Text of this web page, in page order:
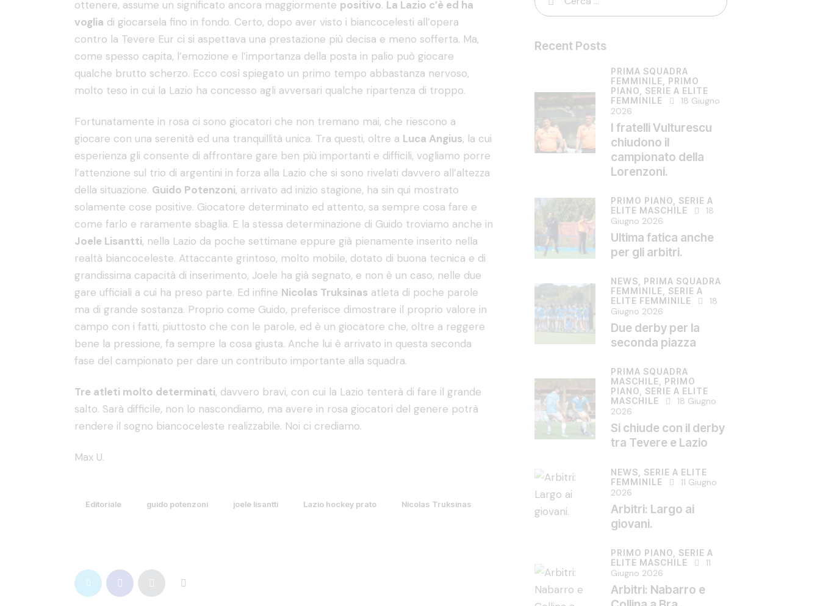
ottenere, assume un significato ancora maggiormente positivo. La Lazio c’è ed ha
voglia di giocarsela fino in fondo. Certo, dopo aver visto i biancocelesti all’opera
contro la Tevere Eur ci si aspettava una prestazione più decisa e meno sofferta. Ma,
come spesso capita, l’emozione e l’importanza della posta in palio può giocare
qualche brutto scherzo. Ecco così spiegato un primo tempo abbastanza nervoso,
molto teso in cui la Lazio ha concesso agli avversari qualche ripartenza di troppo.
Fortunatamente in rosa ci sono giocatori che non tremano mai, che riescono a
giocare con una serenità ed una tranquillità unica. Tra questi, oltre a Luca Angius, la cui
esperienza gli consente di affrontare gare ben più importanti e difficili, vogliamo porre
l’attenzione sul trio di argentini in forza alla Lazio che si sono rivelati davvero all’altezza
della situazione. Guido Potenzoni, arrivato ad inizio stagione, ha sin qui mostrato
solamente cose positive. Giocatore determinato ed attento, sa sempre cosa fare e
come farlo e raramente sbaglia. E la stessa determinazione di Guido troviamo anche in
Joele Lisantti, nella Lazio da poche settimane eppure già pienamente inserito nella
realtà biancoceleste. Attaccante grintoso, molto mobile, dotato di buona tecnica e di
grandissima capacità di inserimento, Joele ha già segnato, e non è un caso, nelle due
gare ufficiali a cui ha preso parte. Ed infine Nicolas Truksinas atleta di poche parole
ma di grande sostanza. Proprio come Guido, preferisce dimostrare il proprio valore in
campo con i fatti, piuttosto che con le parole, ed è un giocatore che, oltre a reggere
bene la pressione, fa sempre la cosa giusta. Anche lui è arrivato in questa seconda
fase del campionato per dare un contributo importante alla squadra.
Tre atleti molto determinati, davvero bravi, con cui la Lazio tenterà di fare il grande
salto. Sarà difficile, non lo nascondiamo, ma avere in rosa giocatori del genere potrà
rendere il sogno biancoceleste realizzabile. Noi ci crediamo.
Max U.
Editoriale guido potenzoni joele lisantti Lazio hockey prato Nicolas Truksinas
Recent Posts
PRIMA SQUADRA
FEMMINILE, PRIMO
PIANO, SERIE A ELITE
FEMMINILE
18 Giugno
2026
I fratelli Vulturescu
chiudono il
campionato della
Lorenzoni.
PRIMO PIANO, SERIE A
ELITE MASCHILE
18
Giugno 2026
Ultima fatica anche
per gli arbitri.
NEWS, PRIMA SQUADRA
FEMMINILE, SERIE A
ELITE FEMMINILE
18
Giugno 2026
Due derby per la
seconda piazza
PRIMA SQUADRA
MASCHILE, PRIMO
PIANO, SERIE A ELITE
MASCHILE
18 Giugno
2026
Si chiude con il derby
tra Tevere e Lazio
NEWS, SERIE A ELITE
FEMMINILE
11 Giugno
2026
Arbitri: Largo ai
giovani.
PRIMO PIANO, SERIE A
ELITE MASCHILE
11
Giugno 2026
Arbitri: Nabarro e